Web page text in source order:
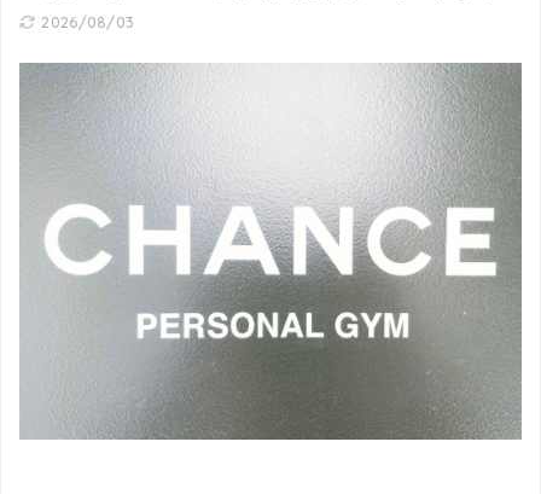
2026/08/03